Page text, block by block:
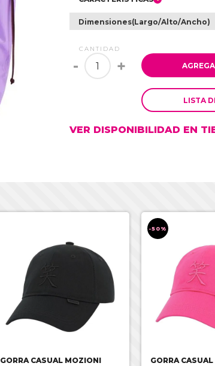
Dimensiones(Largo/Alto/Ancho)
CANTIDAD
- +
LISTA
VER DISPONIBILIDAD EN
GORRA CASUAL MOZIONI
-50%
GORRA